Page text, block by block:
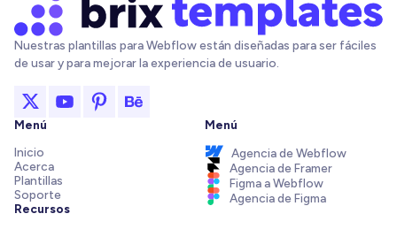
Nuestras plantillas para Webflow están diseñadas para ser fáciles
de usar y para mejorar la experiencia de usuario.
Menú
Inicio
Acerca
Plantillas
Soporte
Recursos
Menú
Agencia de Webflow
Agencia de Framer
Figma a Webflow
Agencia de Figma